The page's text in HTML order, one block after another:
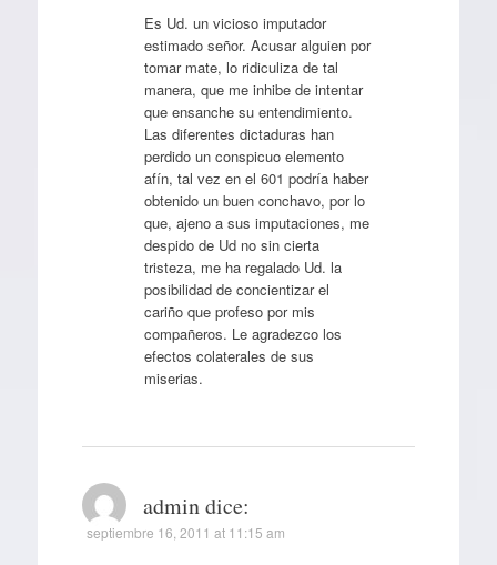
Es Ud. un vicioso imputador
estimado señor. Acusar alguien por
tomar mate, lo ridiculiza de tal
manera, que me inhibe de intentar
que ensanche su entendimiento.
Las diferentes dictaduras han
perdido un conspicuo elemento
afín, tal vez en el 601 podría haber
obtenido un buen conchavo, por lo
que, ajeno a sus imputaciones, me
despido de Ud no sin cierta
tristeza, me ha regalado Ud. la
posibilidad de concientizar el
cariño que profeso por mis
compañeros. Le agradezco los
efectos colaterales de sus
miserias.
admin dice:
septiembre 16, 2011 at 11:15 am